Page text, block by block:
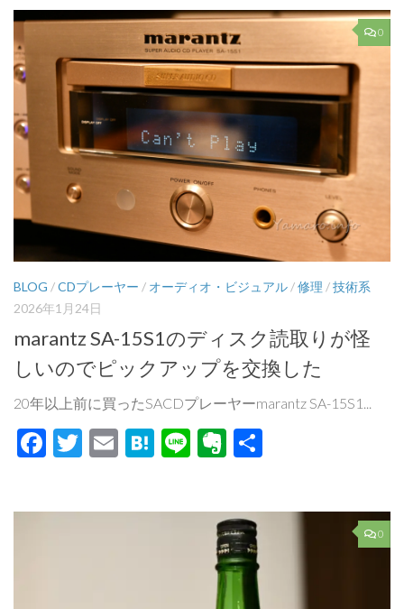
0
BLOG /CDプレーヤー / オーディオ・ビジュアル /修理 /技術系
2026年1月24日
marantz SA-15S1のディスク読取りが怪
しいのでピックアップを交換した
20年以上前に買ったSACDプレーヤーmarantz SA-15S1...
Facebook
Twitter
EmailHatena
LineEvernote
0